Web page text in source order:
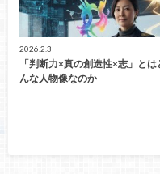
2026.2.3
「判断力×真の創造性×志」とは
んな人物像なのか